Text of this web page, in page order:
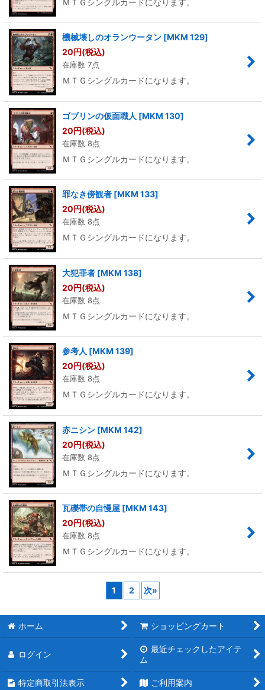
機械壊しのオランウータン [MKM 129]
20円(税込)
在庫数 7点
ＭＴＧシングルカードになります。
ゴブリンの仮面職人 [MKM 130]
20円(税込)
在庫数 8点
ＭＴＧシングルカードになります。
罪なき傍観者 [MKM 133]
20円(税込)
在庫数 8点
ＭＴＧシングルカードになります。
大犯罪者 [MKM 138]
20円(税込)
在庫数 8点
ＭＴＧシングルカードになります。
参考人 [MKM 139]
20円(税込)
在庫数 8点
ＭＴＧシングルカードになります。
赤ニシン [MKM 142]
20円(税込)
在庫数 8点
ＭＴＧシングルカードになります。
瓦礫帯の自慢屋 [MKM 143]
20円(税込)
在庫数 8点
ＭＴＧシングルカードになります。
1 2 次»
ホーム ショッピングカート
ログイン
最近チェックしたアイテ
ム
特定商取引法表示 ご利用案内